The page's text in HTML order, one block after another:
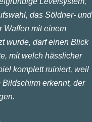
das Söldner- und
Waffen mit einem
wurde, darf einen Blick
mit welch hässlicher
komplett ruiniert, weil
erkennt, der